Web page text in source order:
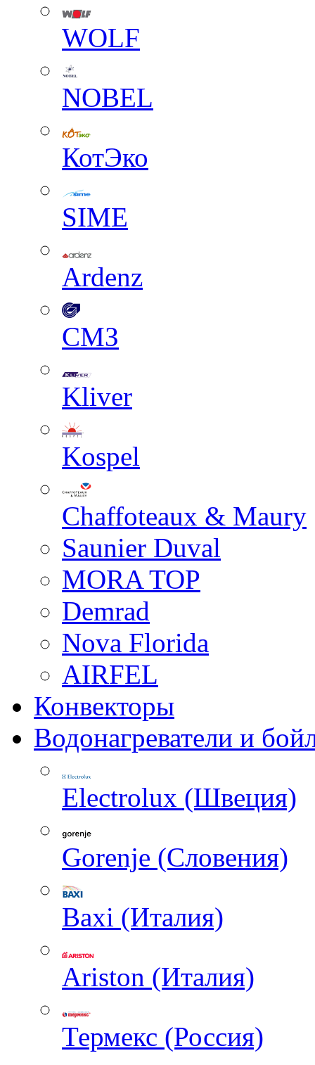
WOLF
NOBEL
КотЭко
SIME
Ardenz
СМЗ
Kliver
Kospel
Chaffoteaux & Maury
Saunier Duval
MORA TOP
Demrad
Nova Florida
AIRFEL
Конвекторы
Водонагреватели и
Electrolux (Швеция)
Gorenje (Словения)
Baxi (Италия)
Ariston (Италия)
Термекс (Россия)